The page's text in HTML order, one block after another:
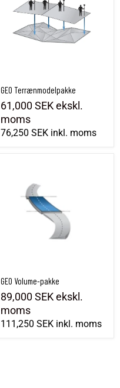
GEO Terrænmodelpakke
61,000 SEKekskl.
moms
76,250 SEK inkl. moms
GEO Volume-pakke
89,000 SEKekskl.
moms
111,250 SEK inkl. moms